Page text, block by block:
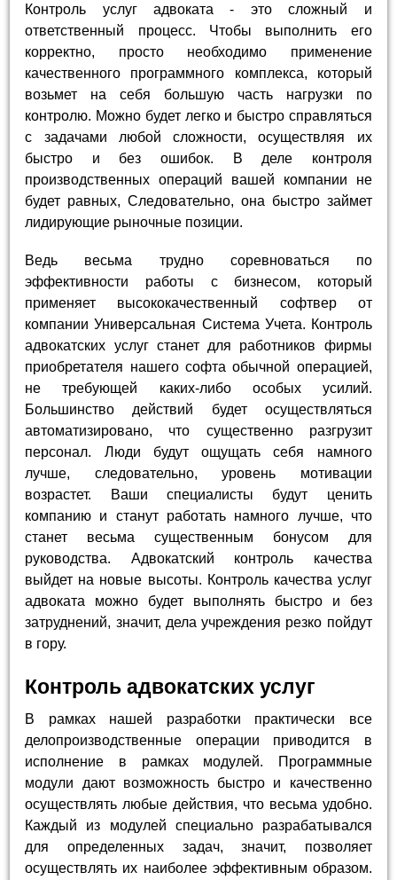
Контроль услуг адвоката - это сложный и
ответственный процесс. Чтобы выполнить его
корректно, просто необходимо применение
качественного программного комплекса, который
возьмет на себя большую часть нагрузки по
контролю. Можно будет легко и быстро справляться
с задачами любой сложности, осуществляя их
быстро и без ошибок. В деле контроля
производственных операций вашей компании не
будет равных, Следовательно, она быстро займет
лидирующие рыночные позиции.
Ведь весьма трудно соревноваться по
эффективности работы с бизнесом, который
применяет высококачественный софтвер от
компании Универсальная Система Учета. Контроль
адвокатских услуг станет для работников фирмы
приобретателя нашего софта обычной операцией,
не требующей каких-либо особых усилий.
Большинство действий будет осуществляться
автоматизировано, что существенно разгрузит
персонал. Люди будут ощущать себя намного
лучше, следовательно, уровень мотивации
возрастет. Ваши специалисты будут ценить
компанию и станут работать намного лучше, что
станет весьма существенным бонусом для
руководства. Адвокатский контроль качества
выйдет на новые высоты. Контроль качества услуг
адвоката можно будет выполнять быстро и без
затруднений, значит, дела учреждения резко пойдут
в гору.
Контроль адвокатских услуг
В рамках нашей разработки практически все
делопроизводственные операции приводится в
исполнение в рамках модулей. Программные
модули дают возможность быстро и качественно
осуществлять любые действия, что весьма удобно.
Каждый из модулей специально разрабатывался
для определенных задач, значит, позволяет
осуществлять их наиболее эффективным образом.